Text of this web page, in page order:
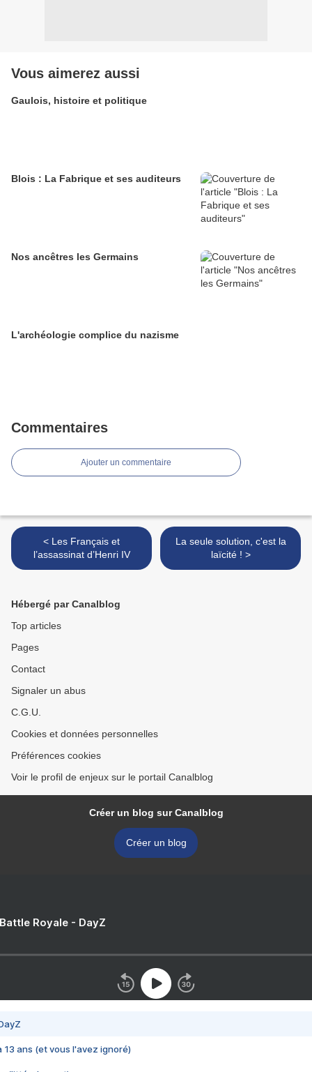
Vous aimerez aussi
Gaulois, histoire et politique
Blois : La Fabrique et ses auditeurs
Nos ancêtres les Germains
L'archéologie complice du nazisme
Commentaires
Ajouter un commentaire
< Les Français et
l’assassinat d’Henri IV
La seule solution, c'est la
laïcité ! >
Hébergé par Canalblog
Top articles
Pages
Contact
Signaler un abus
C.G.U.
Cookies et données personnelles
Préférences cookies
Voir le profil de enjeux sur le portail Canalblog
Créer un blog sur Canalblog
Créer un blog
Royale - DayZ
13 ans (et vous l'avez ignoré)